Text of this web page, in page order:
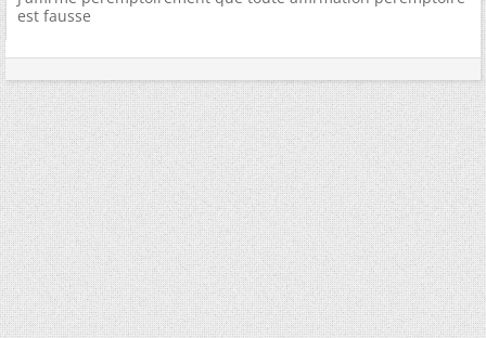
est fausse